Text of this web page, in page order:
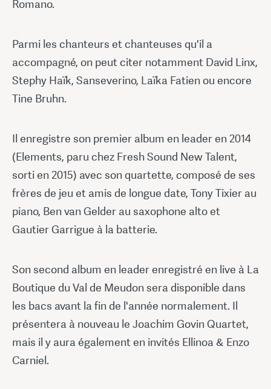
Romano.
Parmi les chanteurs et chanteuses qu'il a
accompagné, on peut citer notamment David Linx,
Stephy Haïk, Sanseverino, Laïka Fatien ou encore
Tine Bruhn.
Il enregistre son premier album en leader en 2014
(Elements, paru chez Fresh Sound New Talent,
sorti en 2015) avec son quartette, composé de ses
frères de jeu et amis de longue date, Tony Tixier au
piano, Ben van Gelder au saxophone alto et
Gautier Garrigue à la batterie.
Son second album en leader enregistré en live à La
Boutique du Val de Meudon sera disponible dans
les bacs avant la fin de l'année normalement. Il
présentera à nouveau le Joachim Govin Quartet,
mais il y aura également en invités Ellinoa & Enzo
Carniel.